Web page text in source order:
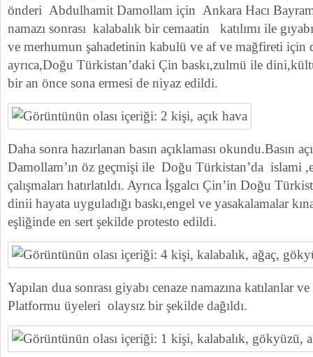
önderi Abdulhamit Damollam için Ankara Hacı
namazı sonrası kalabalık bir cemaatin katılımı ile
ve merhumun şahadetinin kabulü ve af ve mağfireti için
ayrıca,Doğu Türkistan’daki Çin baskı,zulmü ile
bir an önce sona ermesi de niyaz edildi.
Daha sonra hazırlanan basın açıklaması okundu.Basın
Damollam’ın öz geçmişi ile Doğu Türkistan’da islami
çalışmaları hatırlatıldı. Ayrıca İşgalcı Çin’in Doğu
dinii hayata uyguladığı baskı,engel ve yasakalamalar
eşliğinde en sert şekilde protesto edildi.
Yapılan dua sonrası giyabı cenaze namazına katılanlar
Platformu üyeleri olaysız bir şekilde dağıldı.